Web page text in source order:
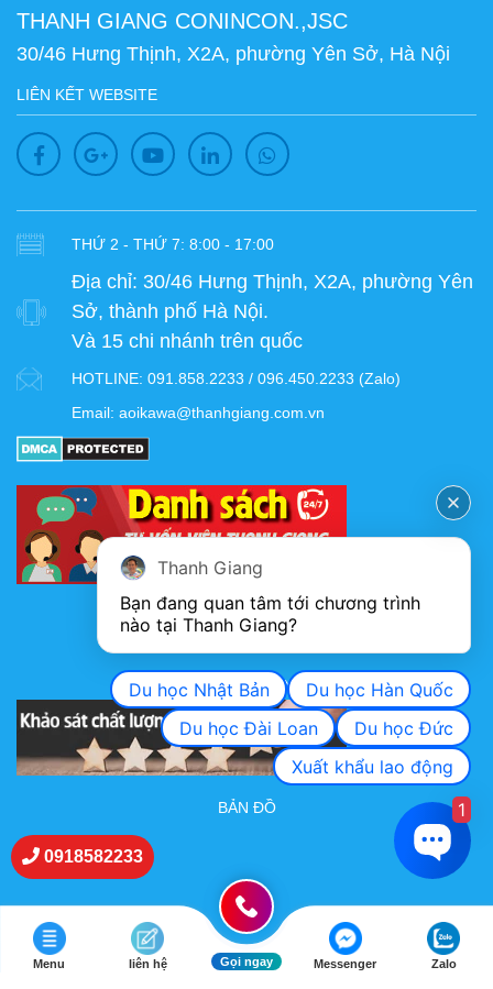
THANH GIANG CONINCON.,JSC
30/46 Hưng Thịnh, X2A, phường Yên Sở, Hà Nội
LIÊN KẾT WEBSITE
THỨ 2 - THỨ 7: 8:00 - 17:00
Địa chỉ: 30/46 Hưng Thịnh, X2A, phường Yên
Sở, thành phố Hà Nội.
Và 15 chi nhánh trên quốc
HOTLINE: 091.858.2233 / 096.450.2233 (Zalo)
Email: aoikawa@thanhgiang.com.vn
FANPAGE
KHẢO SÁT CHẤT LƯỢNG DỊCH VỤ
BẢN ĐỒ
0918582233
Menu liên hệ Gọi ngay Messenger Zalo
Thanh Giang
Bạn đang quan tâm tới chương trình
nào tại Thanh Giang?
Du học Nhật Bản
Du học Hàn Quốc
Du học Đài Loan
Du học Đức
Xuất khẩu lao động
1